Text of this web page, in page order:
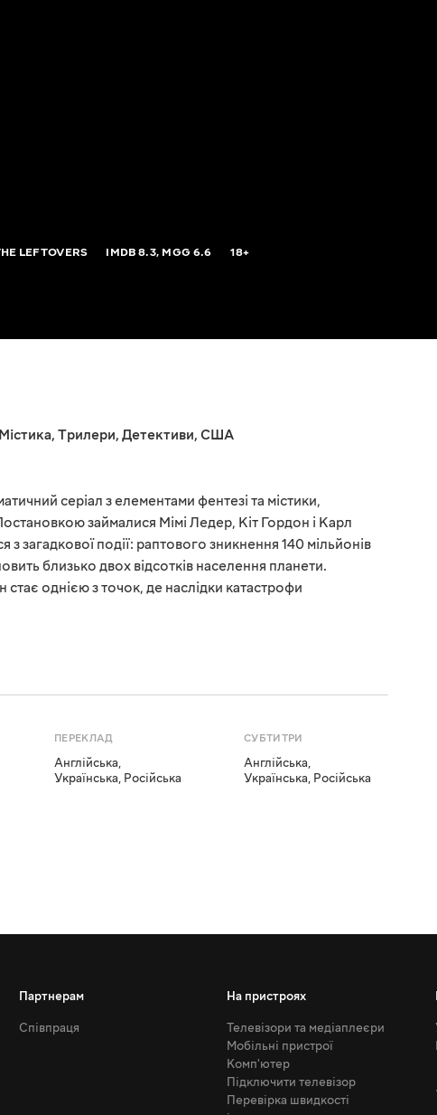
LEFTOVERS IMDB8.3, MGG6.6 18+
Містика, Трилери, Детективи, США
серіал з елементами фентезі та містики,
займалися Мімі Ледер, Кіт Гордон і Карл
з загадкової події: раптового зникнення 140 мільйонів
близько двох відсотків населення планети.
однією з точок, де наслідки катастрофи
ПЕРЕКЛАД
Англійська,
Українська, Російська
СУБТИТРИ
Англійська,
Українська, Російська
Партнерам
Співпраця
На пристроях
Телевізори та медіаплеєри
Мобільні пристрої
Комп'ютер
Підключити телевізор
Перевірка швидкості